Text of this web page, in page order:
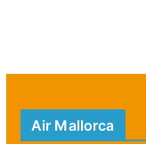
Air Mallorca